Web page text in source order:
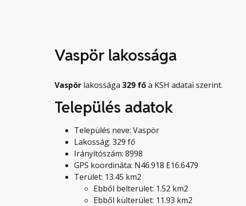
Vaspör lakossága
Vaspör lakossága 329 főa KSH adatai szerint.
Település adatok
Település neve: Vaspör
Lakosság: 329 fő
Irányítószám: 8998
GPS koordináta: N46.918 E16.6479
Terület: 13.45 km2
Ebből belterület: 1.52 km2
Ebből külterület: 11.93 km2